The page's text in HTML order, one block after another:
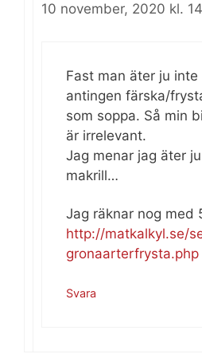
10 november, 2020 kl.
Fast man äter ju
antingen färska/
som soppa. Så min
är irrelevant.
Jag menar jag äter
makrill…
Jag räknar nog med
http://matkalkyl.se/
gronaarterfrysta.php
Svara